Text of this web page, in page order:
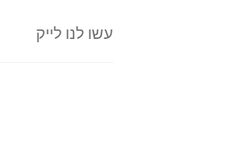
עשו לנו לייק